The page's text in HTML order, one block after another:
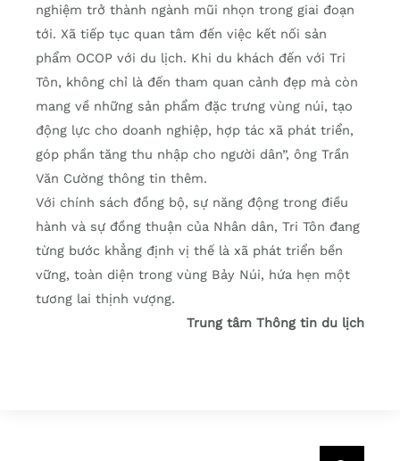
nghiệm trở thành ngành mũi nhọn trong giai đoạn
tới. Xã tiếp tục quan tâm đến việc kết nối sản
phẩm OCOP với du lịch. Khi du khách đến với Tri
Tôn, không chỉ là đến tham quan cảnh đẹp mà còn
mang về những sản phẩm đặc trưng vùng núi, tạo
động lực cho doanh nghiệp, hợp tác xã phát triển,
góp phần tăng thu nhập cho người dân”, ông Trần
Văn Cường thông tin thêm.
Với chính sách đồng bộ, sự năng động trong điều
hành và sự đồng thuận của Nhân dân, Tri Tôn đang
từng bước khẳng định vị thế là xã phát triển bền
vững, toàn diện trong vùng Bảy Núi, hứa hẹn một
tương lai thịnh vượng.
Trung tâm Thông tin du lịch